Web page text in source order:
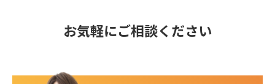
お気軽にご相談ください